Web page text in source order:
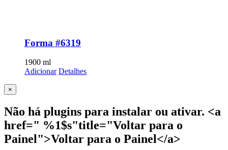
Forma #6319
1900 ml
Adicionar Detalhes
Close
product
view
×
Não há plugins para instalar ou ativar. <a
href=" %1$s"title="Voltar para o
Painel">Voltar para o Painel</a>